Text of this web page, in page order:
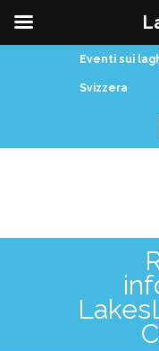
Eventi sui
Svizzera